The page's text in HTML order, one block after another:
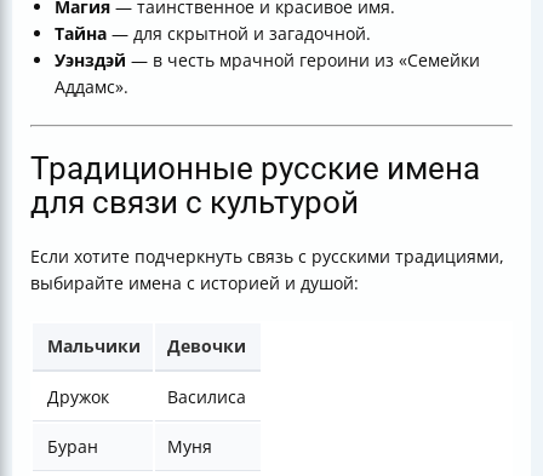
Магия — таинственное и красивое имя.
Тайна — для скрытной и загадочной.
Уэнздэй — в честь мрачной героини из «Семейки
Аддамс».
Традиционные русские имена
для связи с культурой
Если хотите подчеркнуть связь с русскими традициями,
выбирайте имена с историей и душой:
Мальчики Девочки
Дружок Василиса
Буран Муня